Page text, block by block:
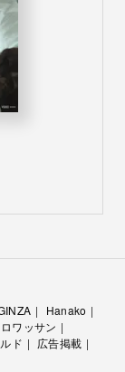
Hanako
ワッサン
ド
広告掲載